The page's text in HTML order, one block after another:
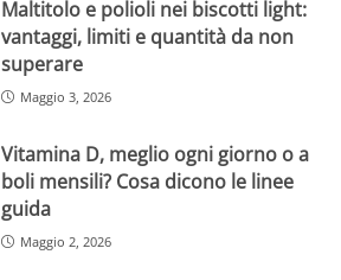
Maltitolo e polioli nei biscotti light:
vantaggi, limiti e quantità da non
superare
Maggio 3, 2026
Vitamina D, meglio ogni giorno o a
boli mensili? Cosa dicono le linee
guida
Maggio 2, 2026